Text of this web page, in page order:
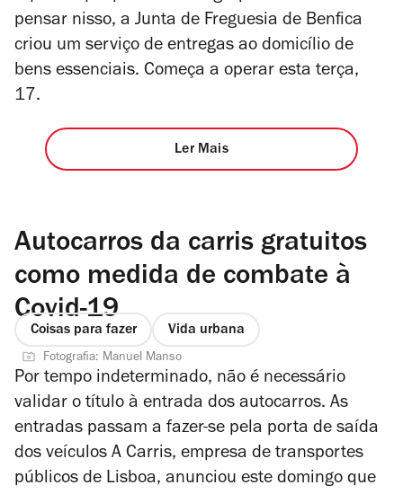
pensar nisso, a Junta de Freguesia de Benfica
criou um serviço de entregas ao domicílio de
bens essenciais. Começa a operar esta terça,
17.
Ler Mais
Autocarros da carris gratuitos
como medida de combate à
Covid-19
Coisas para fazer Vida urbana
Fotografia: Manuel Manso
Por tempo indeterminado, não é necessário
validar o título à entrada dos autocarros. As
entradas passam a fazer-se pela porta de saída
dos veículos A Carris, empresa de transportes
públicos de Lisboa, anunciou este domingo que